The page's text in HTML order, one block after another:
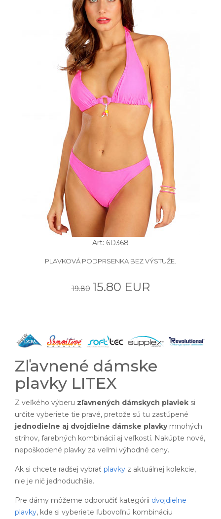
Art: 6D368
PLAVKOVÁ PODPRSENKA BEZ VÝSTUŽE.
19.80 15.80 EUR
Zľavnené dámske
plavky LITEX
Z veľkého výberu zľavnených dámskych plaviek si
určite vyberiete tie pravé, pretože sú tu zastúpené
jednodielne aj dvojdielne dámske plavkymnohých
strihov, farebných kombinácií aj veľkostí. Nakúpte nové,
nepoškodené plavky za veľmi výhodné ceny.
Ak si chcete radšej vybrať plavky z aktuálnej kolekcie,
nie je nič jednoduchšie.
Pre dámy môžeme odporučiť kategórii dvojdielne
plavky, kde si vyberiete ľubovoľnú kombináciu